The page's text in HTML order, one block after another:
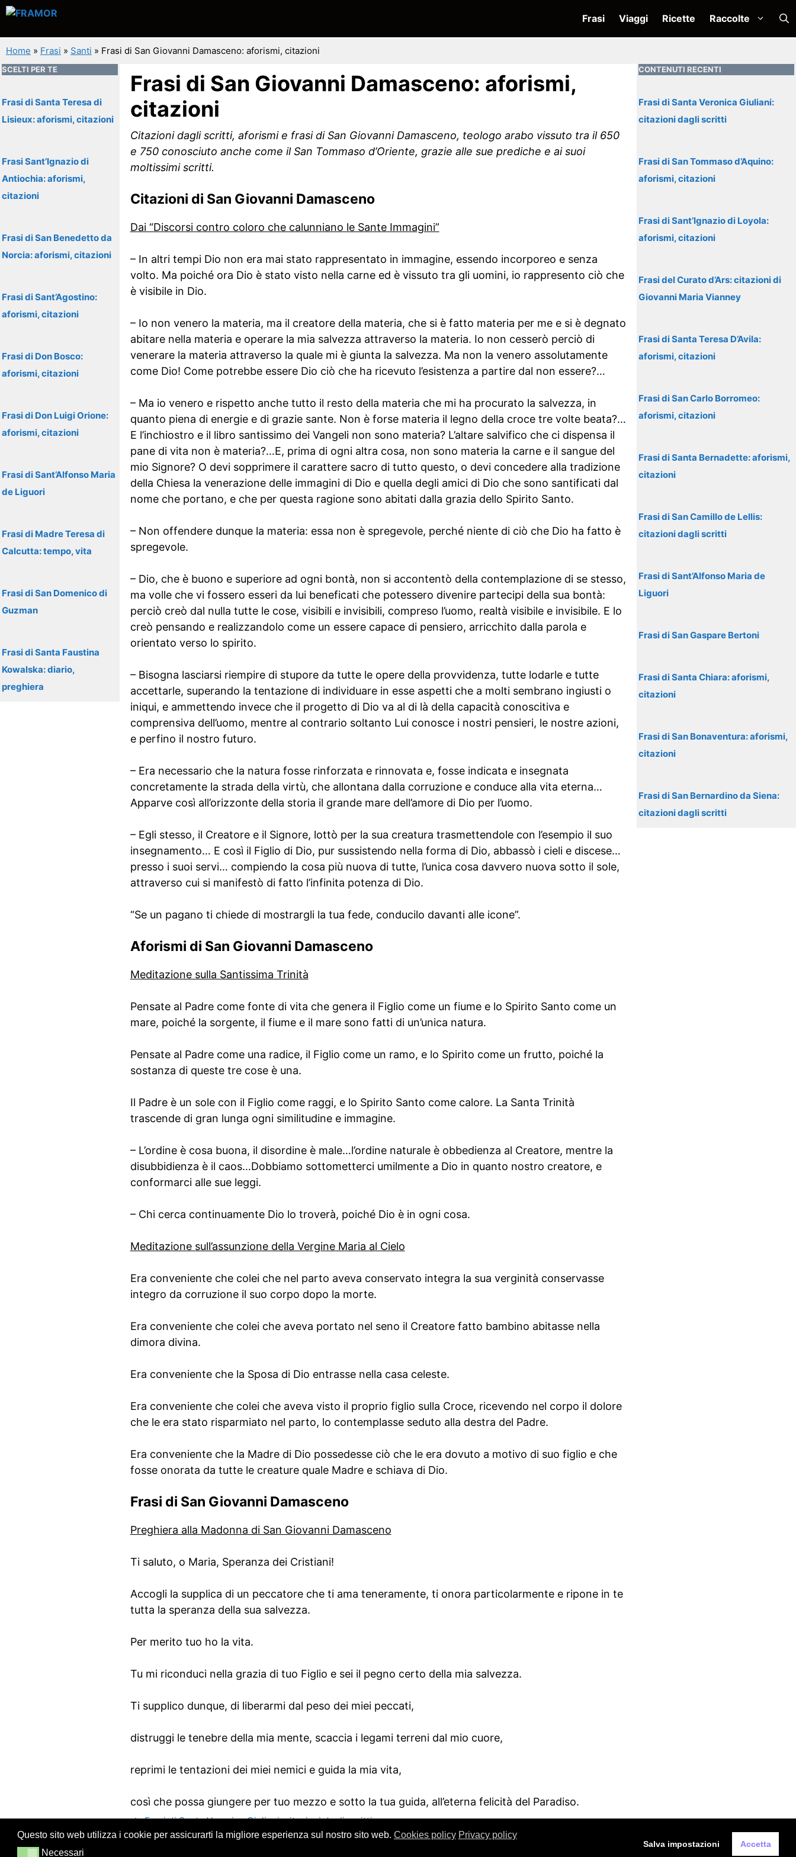
Vai
contenuto
Frasi Viaggi Ricette Raccolte
Home » Frasi » Santi » Frasi di San Giovanni Damasceno: aforismi, citazioni
Frasi di San Giovanni Damasceno: aforismi,
citazioni
Citazioni dagli scritti, aforismi e frasi di San Giovanni Damasceno, teologo arabo vissuto tra il 650
e 750 conosciuto anche come il San Tommaso d’Oriente, grazie alle sue prediche e ai suoi
moltissimi scritti.
Citazioni di San Giovanni Damasceno
Dai “Discorsi contro coloro che calunniano le Sante Immagini”
– In altri tempi Dio non era mai stato rappresentato in immagine, essendo incorporeo e senza
volto. Ma poiché ora Dio è stato visto nella carne ed è vissuto tra gli uomini, io rappresento ciò che
è visibile in Dio.
– Io non venero la materia, ma il creatore della materia, che si è fatto materia per me e si è degnato
abitare nella materia e operare la mia salvezza attraverso la materia. Io non cesserò perciò di
venerare la materia attraverso la quale mi è giunta la salvezza. Ma non la venero assolutamente
come Dio! Come potrebbe essere Dio ciò che ha ricevuto l’esistenza a partire dal non essere?…
– Ma io venero e rispetto anche tutto il resto della materia che mi ha procurato la salvezza, in
quanto piena di energie e di grazie sante. Non è forse materia il legno della croce tre volte beata?…
E l’inchiostro e il libro santissimo dei Vangeli non sono materia? L’altare salvifico che ci dispensa il
pane di vita non è materia?…E, prima di ogni altra cosa, non sono materia la carne e il sangue del
mio Signore? O devi sopprimere il carattere sacro di tutto questo, o devi concedere alla tradizione
della Chiesa la venerazione delle immagini di Dio e quella degli amici di Dio che sono santificati dal
nome che portano, e che per questa ragione sono abitati dalla grazia dello Spirito Santo.
– Non offendere dunque la materia: essa non è spregevole, perché niente di ciò che Dio ha fatto è
spregevole.
– Dio, che è buono e superiore ad ogni bontà, non si accontentò della contemplazione di se stesso,
ma volle che vi fossero esseri da lui beneficati che potessero divenire partecipi della sua bontà:
perciò creò dal nulla tutte le cose, visibili e invisibili, compreso l’uomo, realtà visibile e invisibile. E lo
creò pensando e realizzandolo come un essere capace di pensiero, arricchito dalla parola e
orientato verso lo spirito.
– Bisogna lasciarsi riempire di stupore da tutte le opere della provvidenza, tutte lodarle e tutte
accettarle, superando la tentazione di individuare in esse aspetti che a molti sembrano ingiusti o
iniqui, e ammettendo invece che il progetto di Dio va al di là della capacità conoscitiva e
comprensiva dell’uomo, mentre al contrario soltanto Lui conosce i nostri pensieri, le nostre azioni,
e perfino il nostro futuro.
– Era necessario che la natura fosse rinforzata e rinnovata e, fosse indicata e insegnata
concretamente la strada della virtù, che allontana dalla corruzione e conduce alla vita eterna…
Apparve così all’orizzonte della storia il grande mare dell’amore di Dio per l’uomo.
– Egli stesso, il Creatore e il Signore, lottò per la sua creatura trasmettendole con l’esempio il suo
insegnamento… E così il Figlio di Dio, pur sussistendo nella forma di Dio, abbassò i cieli e discese…
presso i suoi servi… compiendo la cosa più nuova di tutte, l’unica cosa davvero nuova sotto il sole,
attraverso cui si manifestò di fatto l’infinita potenza di Dio.
“Se un pagano ti chiede di mostrargli la tua fede, conducilo davanti alle icone”.
Aforismi di San Giovanni Damasceno
Meditazione sulla Santissima Trinità
Pensate al Padre come fonte di vita che genera il Figlio come un fiume e lo Spirito Santo come un
mare, poiché la sorgente, il fiume e il mare sono fatti di un’unica natura.
Pensate al Padre come una radice, il Figlio come un ramo, e lo Spirito come un frutto, poiché la
sostanza di queste tre cose è una.
Il Padre è un sole con il Figlio come raggi, e lo Spirito Santo come calore. La Santa Trinità
trascende di gran lunga ogni similitudine e immagine.
– L’ordine è cosa buona, il disordine è male…l’ordine naturale è obbedienza al Creatore, mentre la
disubbidienza è il caos…Dobbiamo sottometterci umilmente a Dio in quanto nostro creatore, e
conformarci alle sue leggi.
– Chi cerca continuamente Dio lo troverà, poiché Dio è in ogni cosa.
Meditazione sull’assunzione della Vergine Maria al Cielo
Era conveniente che colei che nel parto aveva conservato integra la sua verginità conservasse
integro da corruzione il suo corpo dopo la morte.
Era conveniente che colei che aveva portato nel seno il Creatore fatto bambino abitasse nella
dimora divina.
Era conveniente che la Sposa di Dio entrasse nella casa celeste.
Era conveniente che colei che aveva visto il proprio figlio sulla Croce, ricevendo nel corpo il dolore
che le era stato risparmiato nel parto, lo contemplasse seduto alla destra del Padre.
Era conveniente che la Madre di Dio possedesse ciò che le era dovuto a motivo di suo figlio e che
fosse onorata da tutte le creature quale Madre e schiava di Dio.
Frasi di San Giovanni Damasceno
Preghiera alla Madonna di San Giovanni Damasceno
Ti saluto, o Maria, Speranza dei Cristiani!
Accogli la supplica di un peccatore che ti ama teneramente, ti onora particolarmente e ripone in te
tutta la speranza della sua salvezza.
Per merito tuo ho la vita.
Tu mi riconduci nella grazia di tuo Figlio e sei il pegno certo della mia salvezza.
Ti supplico dunque, di liberarmi dal peso dei miei peccati,
distruggi le tenebre della mia mente, scaccia i legami terreni dal mio cuore,
reprimi le tentazioni dei miei nemici e guida la mia vita,
così che possa giungere per tuo mezzo e sotto la tua guida, all’eterna felicità del Paradiso.
Frasi di Santa Veronica Giuliani: citazioni dagli scritti
SCELTI PER TE
Frasi di Santa Teresa di
Lisieux: aforismi, citazioni
Frasi Sant’Ignazio di
Antiochia: aforismi,
citazioni
Frasi di San Benedetto da
Norcia: aforismi, citazioni
Frasi di Sant’Agostino:
aforismi, citazioni
Frasi di Don Bosco:
aforismi, citazioni
Frasi di Don Luigi Orione:
aforismi, citazioni
Frasi di Sant’Alfonso Maria
de Liguori
Frasi di Madre Teresa di
Calcutta: tempo, vita
Frasi di San Domenico di
Guzman
Frasi di Santa Faustina
Kowalska: diario,
preghiera
CONTENUTI RECENTI
Frasi di Santa Veronica Giuliani:
citazioni dagli scritti
Frasi di San Tommaso d’Aquino:
aforismi, citazioni
Frasi di Sant’Ignazio di Loyola:
aforismi, citazioni
Frasi del Curato d’Ars: citazioni di
Giovanni Maria Vianney
Frasi di Santa Teresa D’Avila:
aforismi, citazioni
Frasi di San Carlo Borromeo:
aforismi, citazioni
Frasi di Santa Bernadette: aforismi,
citazioni
Frasi di San Camillo de Lellis:
citazioni dagli scritti
Frasi di Sant’Alfonso Maria de
Liguori
Frasi di San Gaspare Bertoni
Frasi di Santa Chiara: aforismi,
citazioni
Frasi di San Bonaventura: aforismi,
citazioni
Frasi di San Bernardino da Siena:
citazioni dagli scritti
Questo sito web utilizza i cookie per assicurarti la migliore esperienza sul nostro sito web. Cookies policy Privacy policy
NecessariNecessari
Salva impostazioni Accetta